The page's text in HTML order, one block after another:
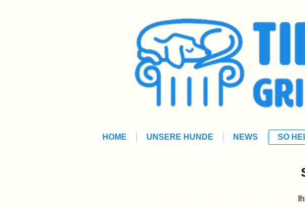
HOME UNSERE HUNDE NEWS SO